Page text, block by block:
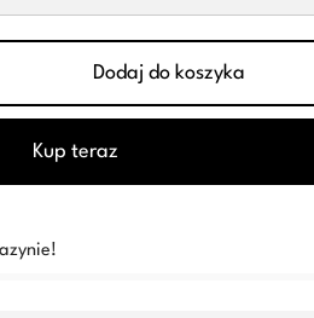
Dodaj do koszyka
Kup teraz